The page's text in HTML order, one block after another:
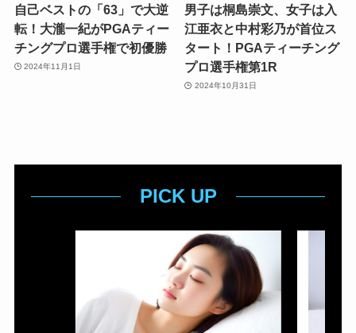
自己ベストの「63」で大逆
転！大瀧一紀がPGAティー
チングプロ選手権で初優勝
2024年11月1日
男子は桐島崇文、女子は入
江亜衣と中村彩乃が首位ス
タート！PGAティーチング
プロ選手権第1R
2024年10月31日
PICK UP